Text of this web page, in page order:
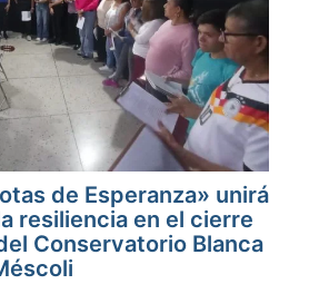
de Esperanza» unirá
resiliencia en el cierre
Conservatorio Blanca